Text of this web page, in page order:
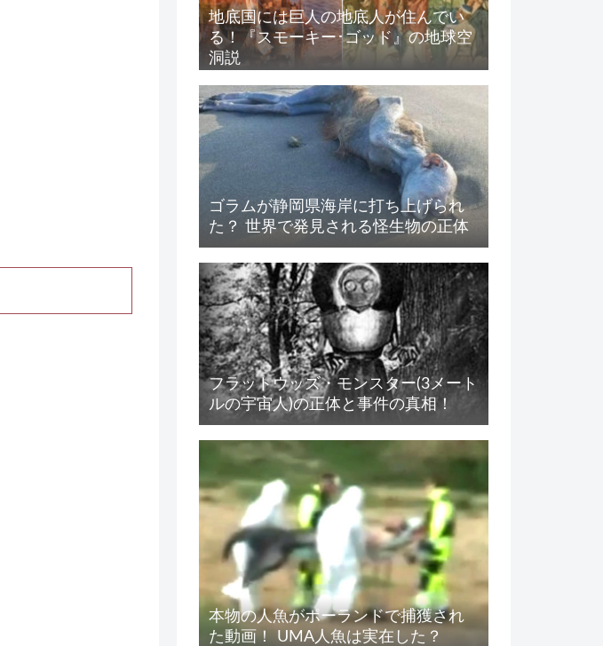
地底国には巨人の地底人が住んでい
る！『スモーキー･ゴッド』の地球空
洞説
ゴラムが静岡県海岸に打ち上げられ
た？ 世界で発見される怪生物の正体
フラットウッズ・モンスター(3メート
ルの宇宙人)の正体と事件の真相！
本物の人魚がポーランドで捕獲され
た動画！ UMA人魚は実在した？